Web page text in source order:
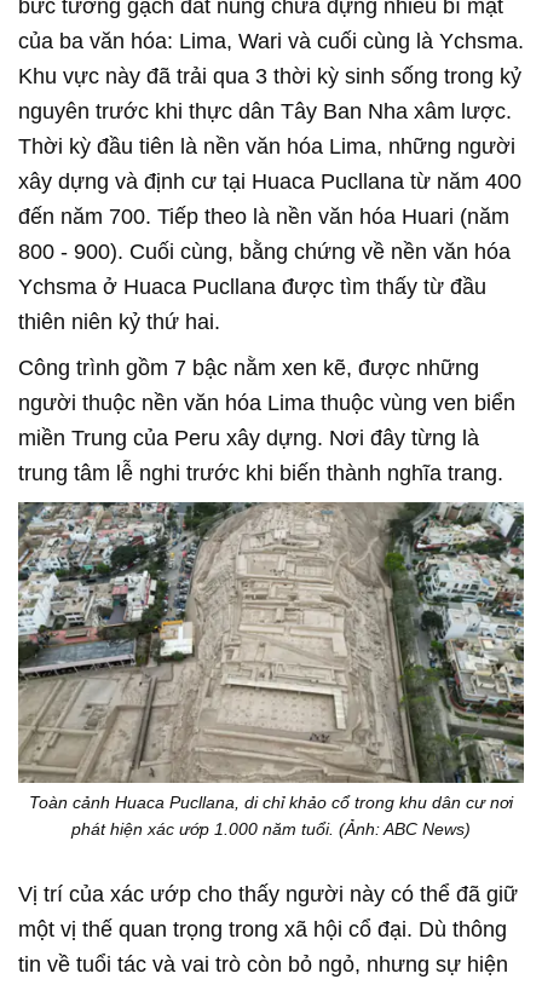
bức tường gạch đất nung chứa đựng nhiều bí mật
của ba văn hóa: Lima, Wari và cuối cùng là Ychsma.
Khu vực này đã trải qua 3 thời kỳ sinh sống trong kỷ
nguyên trước khi thực dân Tây Ban Nha xâm lược.
Thời kỳ đầu tiên là nền văn hóa Lima, những người
xây dựng và định cư tại Huaca Pucllana từ năm 400
đến năm 700. Tiếp theo là nền văn hóa Huari (năm
800 - 900). Cuối cùng, bằng chứng về nền văn hóa
Ychsma ở Huaca Pucllana được tìm thấy từ đầu
thiên niên kỷ thứ hai.
Công trình gồm 7 bậc nằm xen kẽ, được những
người thuộc nền văn hóa Lima thuộc vùng ven biển
miền Trung của Peru xây dựng. Nơi đây từng là
trung tâm lễ nghi trước khi biến thành nghĩa trang.
Toàn cảnh Huaca Pucllana, di chỉ khảo cổ trong khu dân cư nơi
phát hiện xác ướp 1.000 năm tuổi. (Ảnh: ABC News)
Vị trí của xác ướp cho thấy người này có thể đã giữ
một vị thế quan trọng trong xã hội cổ đại. Dù thông
tin về tuổi tác và vai trò còn bỏ ngỏ, nhưng sự hiện